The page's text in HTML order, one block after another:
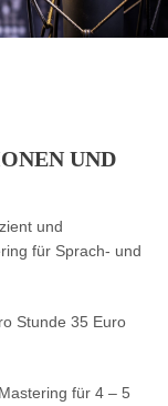
UND
und
für Sprach- und
Stunde 35 Euro
für 4 – 5